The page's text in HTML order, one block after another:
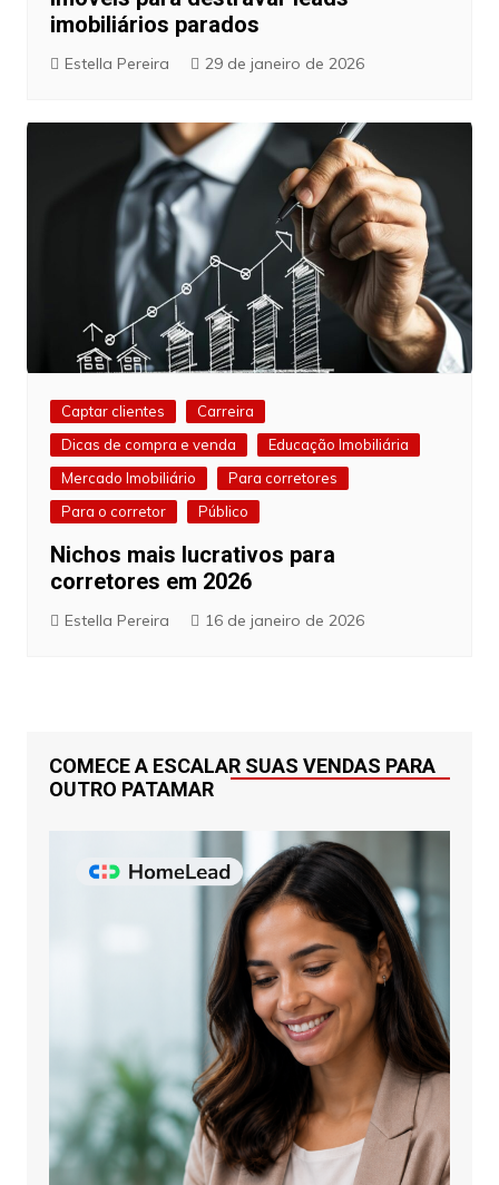
imobiliários parados
Estella Pereira 29 de janeiro de 2026
Captar clientes
Carreira
Dicas de compra e venda
Educação Imobiliária
Mercado Imobiliário
Para corretores
Para o corretor
Público
Nichos mais lucrativos para
corretores em 2026
Estella Pereira 16 de janeiro de 2026
COMECE A ESCALAR SUAS VENDAS PARA
OUTRO PATAMAR